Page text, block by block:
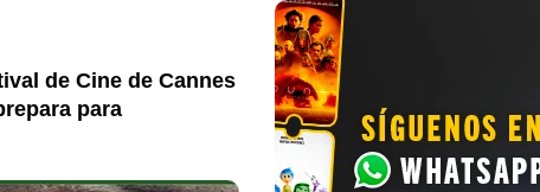
de Cine de Cannes
para